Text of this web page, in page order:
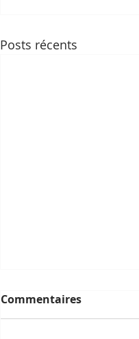
Posts récents
Commentaires